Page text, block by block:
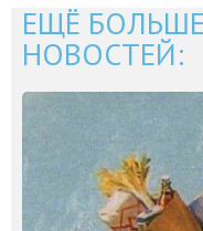
ЕЩЁ
НОВОСТЕЙ: